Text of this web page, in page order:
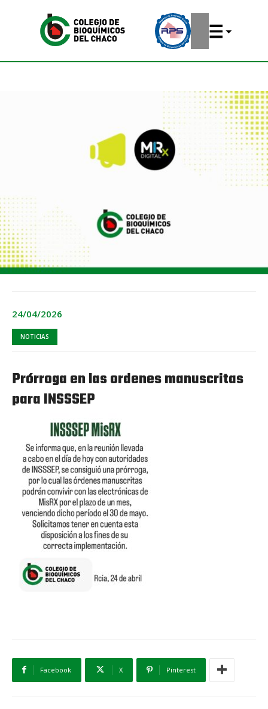
24/04/2026
NOTICIAS
Prórroga en las ordenes manuscritas
para INSSSEP
Facebook X Pinterest